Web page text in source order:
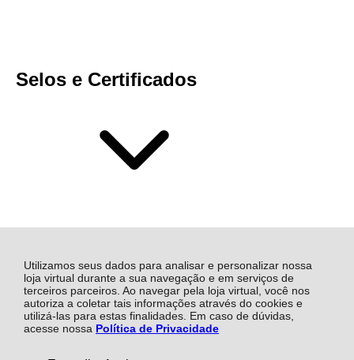
Utilizamos seus dados para analisar e personalizar nossa
loja virtual durante a sua navegação e em serviços de
terceiros parceiros. Ao navegar pela loja virtual, você nos
autoriza a coletar tais informações através do cookies e
utilizá-las para estas finalidades. Em caso de dúvidas,
acesse nossa Política de Privacidade
Selos e Certificados
Mais Soluções Industriais S.A, Rua Atalydes Moreira de
Souza - 1472 - Sala 17 - Civit I - 29168-055 - Serra - ES
CNPJ: 14.885.815/0002-90 | © Todos os direitos